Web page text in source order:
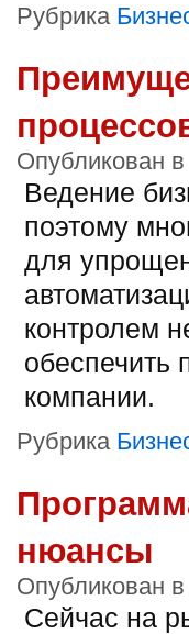
Рубрика
Опубликован в
Ведение
поэтому
для
контролем
обеспечить
компании.
Рубрика
нюансы
Опубликован в
Сейчас на